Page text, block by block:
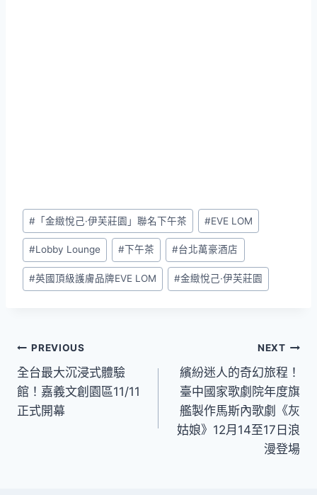
Post
Tags:
# 「金緻悅己·伊芙莊園」聯名下午茶 #EVE LOM
#Lobby Lounge #下午茶 #台北萬豪酒店
#英國頂級護膚品牌EVE LOM #金緻悅己·伊芙莊園
文
章
導
PREVIOUS
全台最大沉浸式體驗
館！嘉義文創園區11/11
正式開幕
NEXT
繽紛迷人的奇幻旅程！
臺中國家歌劇院年度旗
艦製作馬斯內歌劇《灰
姑娘》12月14至17日浪
漫登場